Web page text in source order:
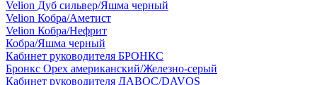
Velion Дуб сильвер/Яшма черный
Velion Кобра/Аметист
Velion Кобра/Нефрит
Кобра/Яшма черный
Кабинет руководителя БРОНКС
Бронкс Орех американский/Железно-серый
Кабинет руководителя ДАВОС/DAVOS